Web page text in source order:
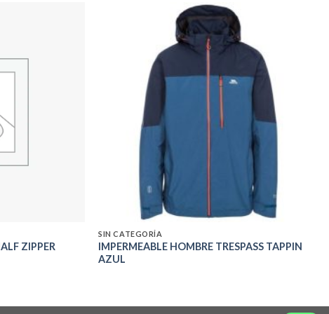
ZIPPER
SIN CATEGORÍA
IMPERMEABLE HOMBRE TRESPASS TAPPIN
AZUL